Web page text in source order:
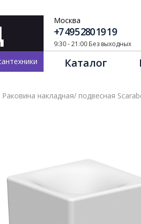
Москва
+7 495 280 19 19
9:30 - 21:00 Без выходных
Каталог
Раковина накладная/ подвесная